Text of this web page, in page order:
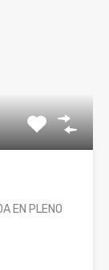
EN PLENO